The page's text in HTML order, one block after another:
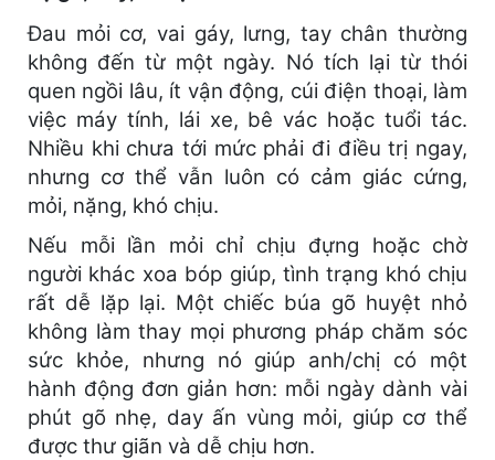
Đau mỏi cơ, vai gáy, lưng, tay chân thường
không đến từ một ngày. Nó tích lại từ thói
quen ngồi lâu, ít vận động, cúi điện thoại, làm
việc máy tính, lái xe, bê vác hoặc tuổi tác.
Nhiều khi chưa tới mức phải đi điều trị ngay,
nhưng cơ thể vẫn luôn có cảm giác cứng,
mỏi, nặng, khó chịu.
Nếu mỗi lần mỏi chỉ chịu đựng hoặc chờ
người khác xoa bóp giúp, tình trạng khó chịu
rất dễ lặp lại. Một chiếc búa gõ huyệt nhỏ
không làm thay mọi phương pháp chăm sóc
sức khỏe, nhưng nó giúp anh/chị có một
hành động đơn giản hơn: mỗi ngày dành vài
phút gõ nhẹ, day ấn vùng mỏi, giúp cơ thể
được thư giãn và dễ chịu hơn.